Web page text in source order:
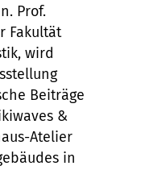
Prof.
Fakultät
wird
Beiträge
&
Atelier
in